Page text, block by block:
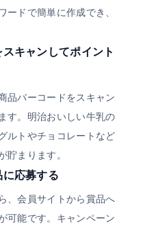
ードで簡単に作成でき、
キャンしてポイント
品バーコードをスキャン
す。明治おいしい牛乳の
ルトやチョコレートなど
貯まります。
応募する
、会員サイトから賞品へ
可能です。キャンペーン